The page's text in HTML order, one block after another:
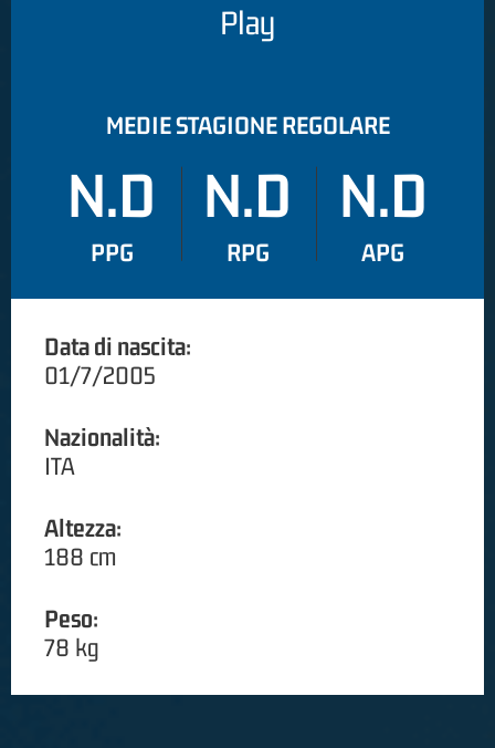
Play
MEDIE STAGIONE REGOLARE
N.D
PPG
N.D
RPG
N.D
APG
Data di nascita:
01/7/2005
Nazionalità:
ITA
Altezza:
188 cm
Peso:
78 kg